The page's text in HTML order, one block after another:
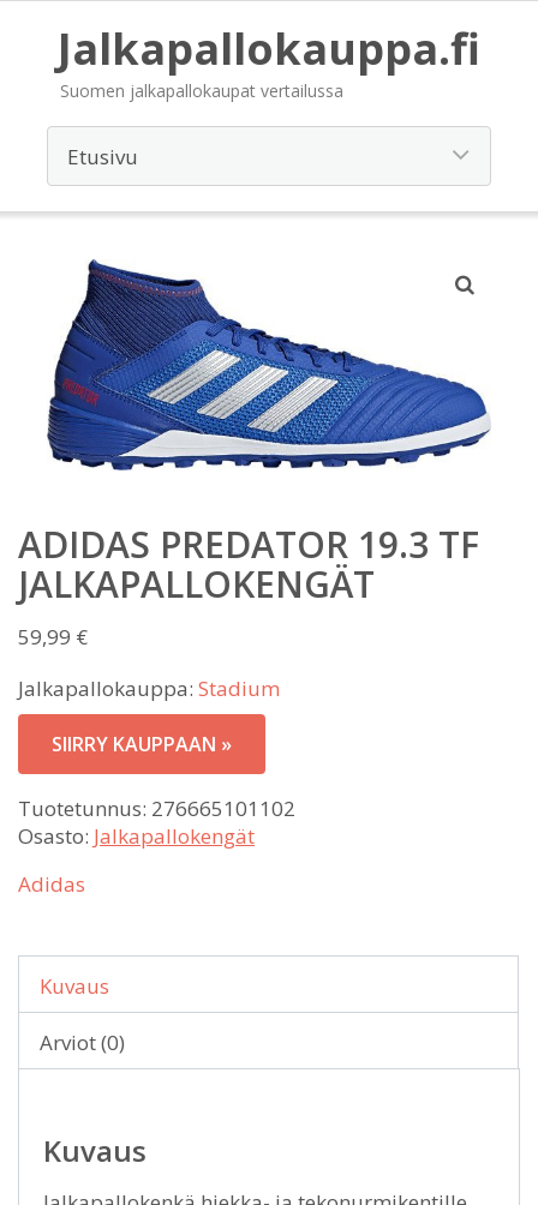
Jalkapallokauppa.fi
Suomen jalkapallokaupat vertailussa
ADIDAS PREDATOR 19.3 TF
JALKAPALLOKENGÄT
59,99 €
Jalkapallokauppa: Stadium
SIIRRY KAUPPAAN »
Tuotetunnus: 276665101102
Osasto: Jalkapallokengät
Adidas
Kuvaus
Arviot (0)
Kuvaus